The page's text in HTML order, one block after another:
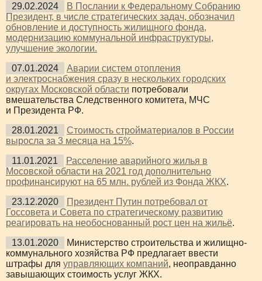
29.02.2024
В Послании к Федеральному Собранию
Президент, в числе стратегических задач, обозначил
обновление и доступность жилищного фонда,
модернизацию коммунальной инфраструктуры,
улучшение экологии.
07.01.2024
Аварии систем отопления
и электроснабжения сразу в нескольких городских
округах Московской области потребовали
вмешательства Следственного комитета, МЧС
и Президента РФ.
28.01.2021
Стоимость стройматериалов в России
выросла за 3 месяца на 15%.
11.01.2021
Расселение аварийного жилья в
Мосовской области на 2021 год дополнительно
профинансируют на 65 млн. рублей из Фонда ЖКХ.
23.12.2020
Президент Путин потребовал от
Госсовета и Совета по стратегическому развитию
реагировать на необоснованный рост цен на жильё.
13.01.2020
Министерство строительства и жилищно-
коммунального хозяйства РФ предлагает ввести
штрафы для управляющих компаний, неоправданно
завышающих стоимость услуг ЖКХ.